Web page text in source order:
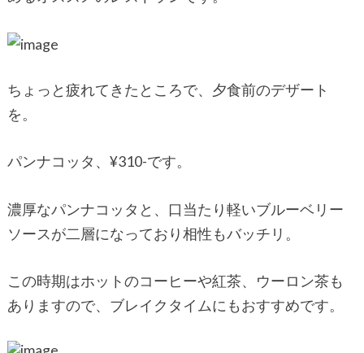
ちょっと疲れてきたところで、夕食前のデザート
を。
パンナコッタ、¥310-です。
濃厚なパンナコッタと、口当たり軽いブルーベリー
ソースが二層になっており相性もバッチリ。
この時期はホットのコーヒーや紅茶、ウーロン茶も
ありますので、ブレイクタイムにもおすすめです。